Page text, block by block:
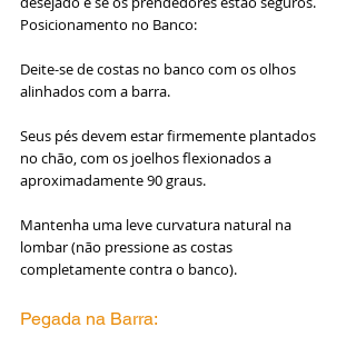
Posicionamento no Banco:
Deite-se de costas no banco com os olhos
alinhados com a barra.
Seus pés devem estar firmemente plantados
no chão, com os joelhos flexionados a
aproximadamente 90 graus.
Mantenha uma leve curvatura natural na
lombar (não pressione as costas
completamente contra o banco).
Pegada na Barra: